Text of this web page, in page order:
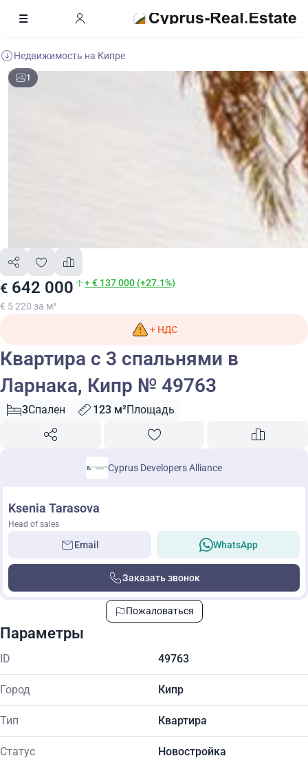
Недвижимость на Кипре
1
€ 642 000 + € 137 000 (+27.1%)
€ 5 220 за м²
+ НДС
Квартира с 3 спальнями в
Ларнака, Кипр № 49763
3Спален 123 м²Площадь
Cyprus Developers Alliance
Ksenia Tarasova
Head of sales
Email WhatsApp
Заказать звонок
Пожаловаться
Параметры
ID 49763
Город Кипр
Тип Квартира
Статус Новостройка